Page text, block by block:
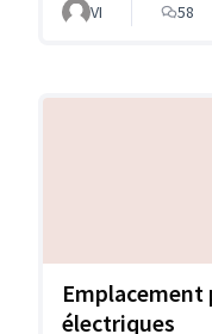
VI 58
Emplacement
électriques